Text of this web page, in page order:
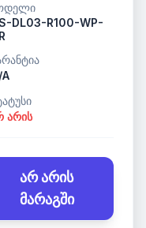
DL03-R100-WP-
არის
არ არის
მარაგში